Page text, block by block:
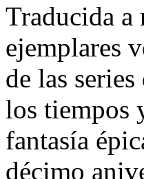
Traducida a
ejemplares
de las
los tiempos
fantasía
décimo